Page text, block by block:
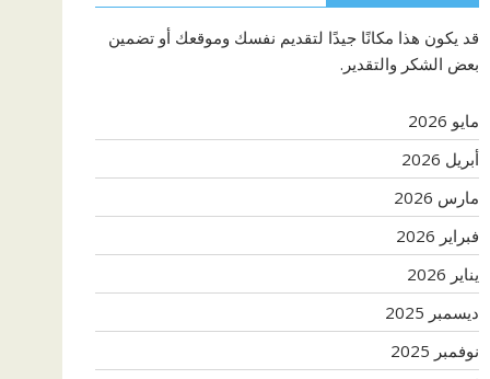
قد يكون هذا مكانًا جيدًا لتقديم نفسك وموقعك أو تضمين
بعض الشكر والتقدير.
مايو 2026
أبريل 2026
مارس 2026
فبراير 2026
يناير 2026
ديسمبر 2025
نوفمبر 2025